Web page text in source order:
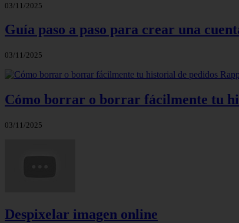
03/11/2025
Guía paso a paso para crear una
03/11/2025
Cómo borrar o borrar fácilmente tu
03/11/2025
Despixelar imagen online